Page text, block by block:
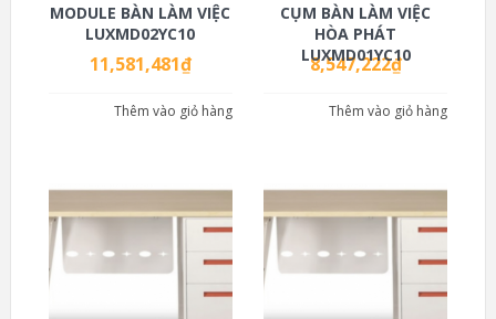
MODULE BÀN LÀM VIỆC
LUXMD02YC10
11,581,481₫
Thêm vào giỏ hàng
CỤM BÀN LÀM VIỆC
HÒA PHÁT
LUXMD01YC10
8,547,222₫
Thêm vào giỏ hàng